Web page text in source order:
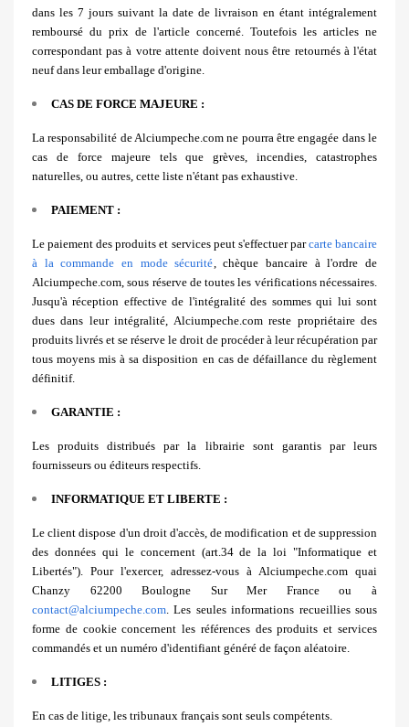
dans les 7 jours suivant la date de livraison en étant intégralement
remboursé du prix de l'article concerné. Toutefois les articles ne
correspondant pas à votre attente doivent nous être retournés à l'état
neuf dans leur emballage d'origine.
CAS DE FORCE MAJEURE :
La responsabilité de Alciumpeche.com ne pourra être engagée dans le
cas de force majeure tels que grèves, incendies, catastrophes
naturelles, ou autres, cette liste n'étant pas exhaustive.
PAIEMENT :
Le paiement des produits et services peut s'effectuer parcarte bancaire
à la commande en mode sécurité, chèque bancaire à l'ordre de
Alciumpeche.com, sous réserve de toutes les vérifications nécessaires.
Jusqu'à réception effective de l'intégralité des sommes qui lui sont
dues dans leur intégralité, Alciumpeche.com reste propriétaire des
produits livrés et se réserve le droit de procéder à leur récupération par
tous moyens mis à sa disposition en cas de défaillance du règlement
définitif.
GARANTIE :
Les produits distribués par la librairie sont garantis par leurs
fournisseurs ou éditeurs respectifs.
INFORMATIQUE ET LIBERTE :
Le client dispose d'un droit d'accès, de modification et de suppression
des données qui le concernent (art.34 de la loi "Informatique et
Libertés"). Pour l'exercer, adressez-vous à Alciumpeche.com quai
Chanzy 62200 Boulogne Sur Mer France ou à
contact@alciumpeche.com. Les seules informations recueillies sous
forme de cookie concernent les références des produits et services
commandés et un numéro d'identifiant généré de façon aléatoire.
LITIGES :
En cas de litige, les tribunaux français sont seuls compétents.